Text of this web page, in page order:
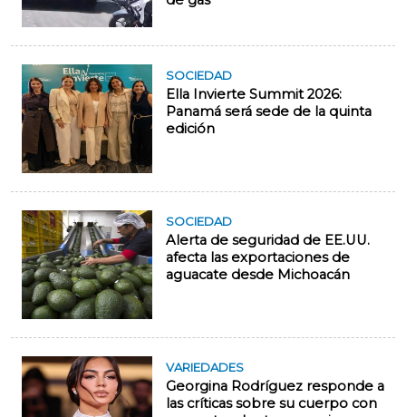
SOCIEDAD
Ella Invierte Summit 2026:
Panamá será sede de la quinta
edición
SOCIEDAD
Alerta de seguridad de EE.UU.
afecta las exportaciones de
aguacate desde Michoacán
VARIEDADES
Georgina Rodríguez responde a
las críticas sobre su cuerpo con